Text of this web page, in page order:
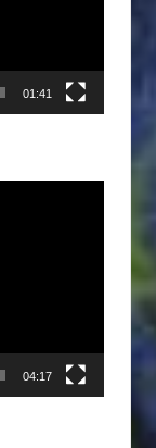
01:41
04:17